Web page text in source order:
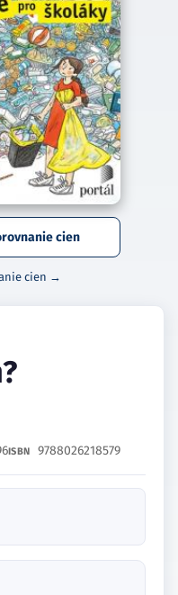
cien
cien →
ISBN 9788026218579